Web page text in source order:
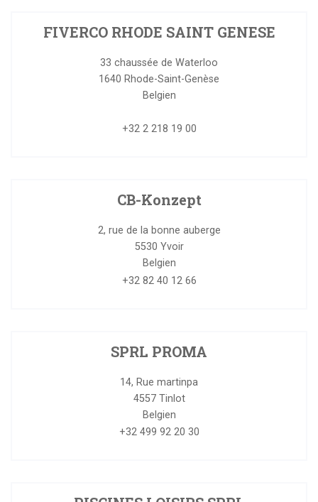
FIVERCO RHODE SAINT GENESE
33 chaussée de Waterloo
1640 Rhode-Saint-Genèse
Belgien
+32 2 218 19 00
CB-Konzept
2, rue de la bonne auberge
5530 Yvoir
Belgien
+32 82 40 12 66
SPRL PROMA
14, Rue martinpa
4557 Tinlot
Belgien
+32 499 92 20 30